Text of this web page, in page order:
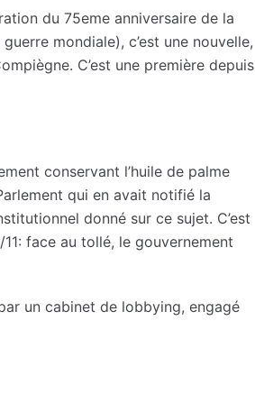
du 75eme anniversaire de la
mondiale), c’est une nouvelle,
C’est une première depuis
conservant l’huile de palme
qui en avait notifié la
donné sur ce sujet. C’est
face au tollé, le gouvernement
un cabinet de lobbying, engagé